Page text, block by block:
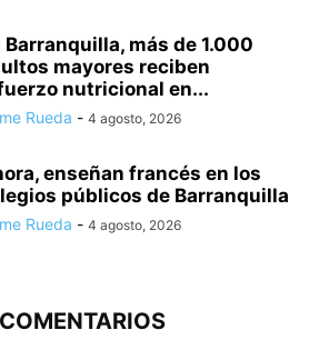
Barranquilla, más de 1.000
mayores reciben
nutricional en...
Rueda - 4 agosto, 2026
enseñan francés en los
públicos de Barranquilla
Rueda - 4 agosto, 2026